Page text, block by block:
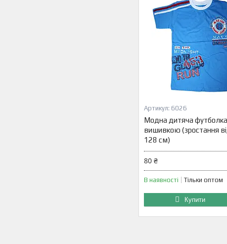
6026
Модна дитяча
вишивкою (зростання
128 см)
80 ₴
В наявності Тільки оптом
Купити